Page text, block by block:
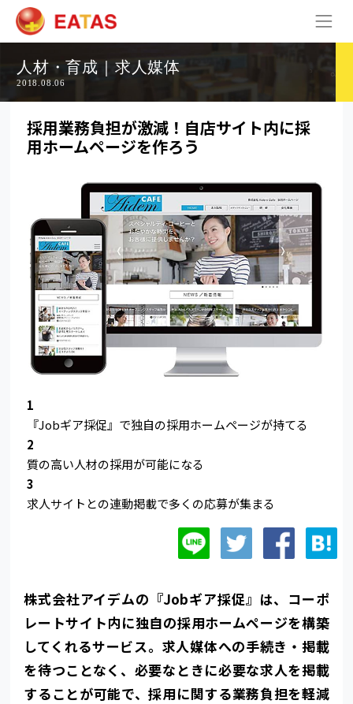
人材・育成｜求人媒体
2018.08.06
採用業務負担が激減！自店サイト内に採
用ホームページを作ろう
1
『Jobギア採促』で独自の採用ホームページが持てる
2
質の高い人材の採用が可能になる
3
求人サイトとの連動掲載で多くの応募が集まる
株式会社アイデムの『Jobギア採促』は、コーポ
レートサイト内に独自の採用ホームページを構築
してくれるサービス。求人媒体への手続き・掲載
を待つことなく、必要なときに必要な求人を掲載
することが可能で、採用に関する業務負担を軽減